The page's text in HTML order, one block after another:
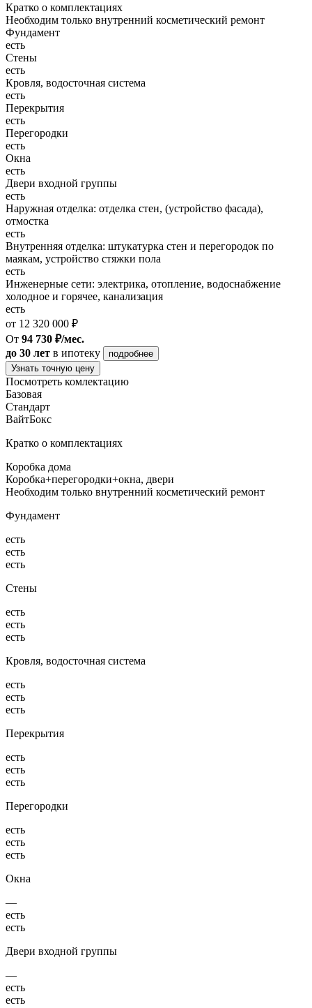
Кратко о комплектациях
Необходим только внутренний косметический ремонт
Фундамент
есть
Стены
есть
Кровля, водосточная система
есть
Перекрытия
есть
Перегородки
есть
Окна
есть
Двери входной группы
есть
Наружная отделка: отделка стен, (устройство фасада),
отмостка
есть
Внутренняя отделка: штукатурка стен и перегородок по
маякам, устройство стяжки пола
есть
Инженерные сети: электрика, отопление, водоснабжение
холодное и горячее, канализация
есть
от 12 320 000 ₽
От 94 730 ₽/мес.
до 30 лет в ипотеку
подробнее
Узнать точную цену
Посмотреть комлектацию
Базовая
Стандарт
ВайтБокс
Кратко о комплектациях
Коробка дома
Коробка+перегородки+окна, двери
Необходим только внутренний косметический ремонт
Фундамент
есть
есть
есть
Стены
есть
есть
есть
Кровля, водосточная система
есть
есть
есть
Перекрытия
есть
есть
есть
Перегородки
есть
есть
есть
Окна
—
есть
есть
Двери входной группы
—
есть
есть